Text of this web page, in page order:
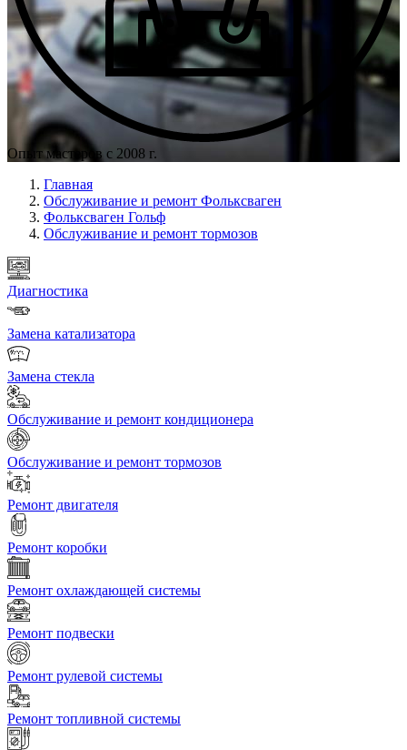
Опыт мастеров с 2008 г.
Главная
Обслуживание и ремонт Фольксваген
Фольксваген Гольф
Обслуживание и ремонт тормозов
Диагностика
Замена катализатора
Замена стекла
Обслуживание и ремонт кондиционера
Обслуживание и ремонт тормозов
Ремонт двигателя
Ремонт коробки
Ремонт охлаждающей системы
Ремонт подвески
Ремонт рулевой системы
Ремонт топливной системы